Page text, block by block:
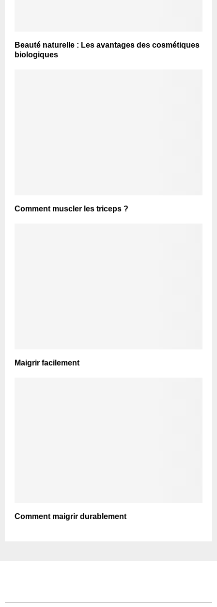
Beauté naturelle : Les avantages des cosmétiques
biologiques
Comment muscler les triceps ?
Maigrir facilement
Comment maigrir durablement